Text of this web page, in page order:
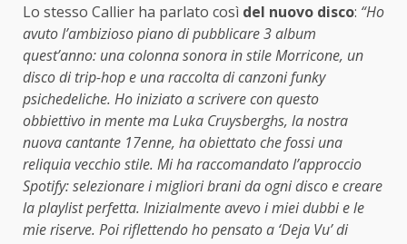
Lo stesso Callier ha parlato così del nuovo disco: “Ho
avuto l’ambizioso piano di pubblicare 3 album
quest’anno: una colonna sonora in stile Morricone, un
disco di trip-hop e una raccolta di canzoni funky
psichedeliche. Ho iniziato a scrivere con questo
obbiettivo in mente ma Luka Cruysberghs, la nostra
nuova cantante 17enne, ha obiettato che fossi una
reliquia vecchio stile. Mi ha raccomandato l’approccio
Spotify: selezionare i migliori brani da ogni disco e creare
la playlist perfetta. Inizialmente avevo i miei dubbi e le
mie riserve. Poi riflettendo ho pensato a ‘Deja Vu’ di